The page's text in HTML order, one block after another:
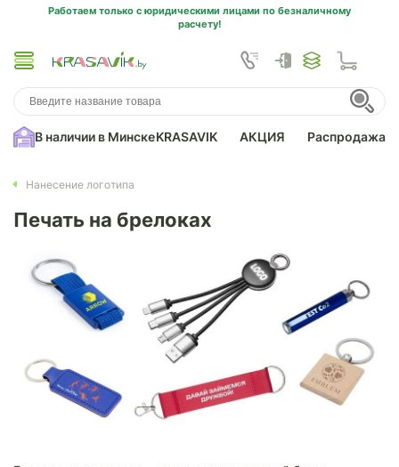
Работаем только с юридическими лицами по безналичному
расчету!
В наличии в МинскеKRASAVIK АКЦИЯ Распродажа
Нанесение логотипа
Печать на брелоках